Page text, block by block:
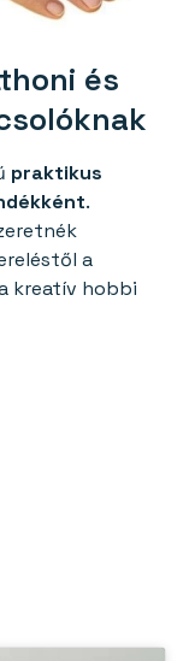
és
praktikus
.
a
kreatív hobbi